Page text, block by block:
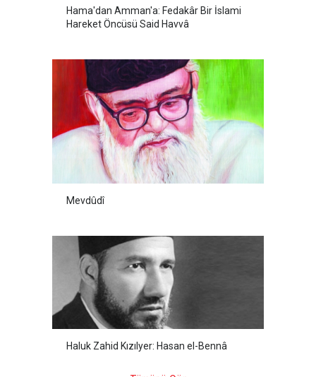
Hama'dan Amman'a: Fedakâr Bir İslami
Hareket Öncüsü Said Havvâ
Mevdûdî
Haluk Zahid Kızılyer: Hasan el-Bennâ